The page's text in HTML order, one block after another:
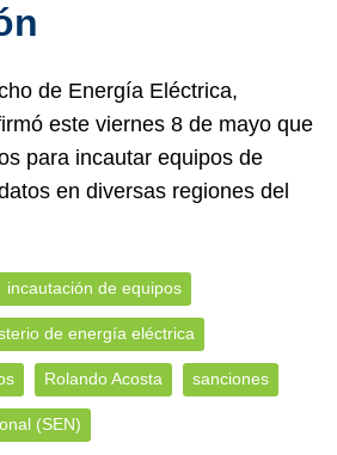
de Energía Eléctrica,
este viernes 8 de mayo que
para incautar equipos de
en diversas regiones del
incautación de equipos
de energía eléctrica
Rolando Acosta sanciones
(SEN)